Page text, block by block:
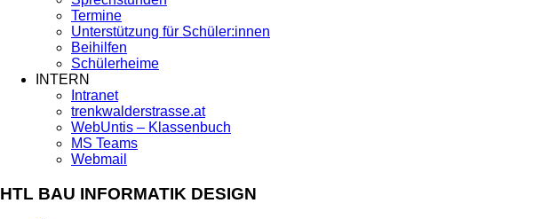
Termine
Unterstützung für Schüler:innen
Beihilfen
Schülerheime
INTERN
Intranet
trenkwalderstrasse.at
WebUntis – Klassenbuch
MS Teams
Webmail
HTL BAU INFORMATIK DESIGN